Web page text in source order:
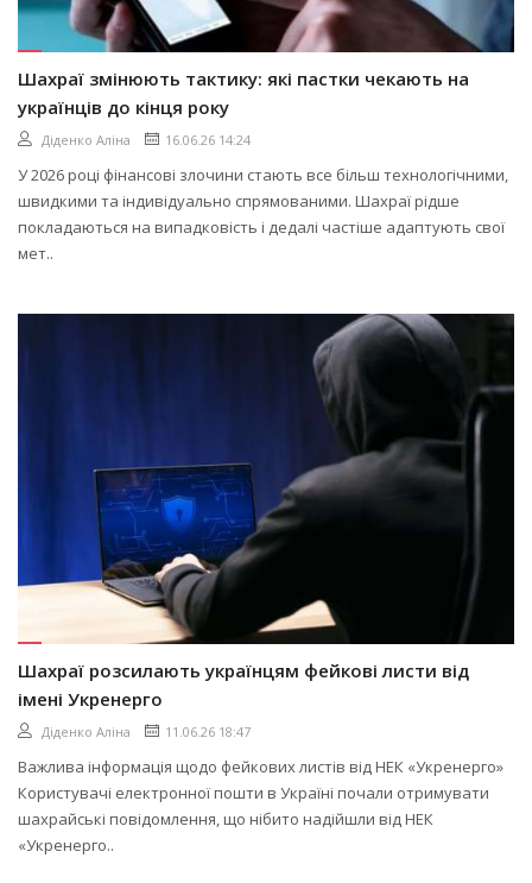
Шахраї змінюють тактику: які пастки чекають на
українців до кінця року
Діденко Аліна 16.06.26 14:24
У 2026 році фінансові злочини стають все більш технологічними,
швидкими та індивідуально спрямованими. Шахраї рідше
покладаються на випадковість і дедалі частіше адаптують свої
мет..
Шахраї розсилають українцям фейкові листи від
імені Укренерго
Діденко Аліна 11.06.26 18:47
Важлива інформація щодо фейкових листів від НЕК «Укренерго»
Користувачі електронної пошти в Україні почали отримувати
шахрайські повідомлення, що нібито надійшли від НЕК
«Укренерго..